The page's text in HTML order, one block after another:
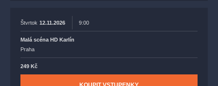
Štvrtok 12.11.2026 9:00
Malá scéna HD Karlín
Praha
249 Kč